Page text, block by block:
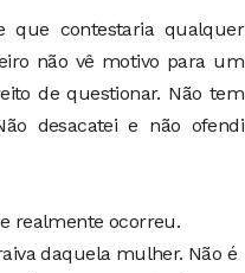
que contestaria qualquer
não vê motivo para um
de questionar. Não tem
desacatei e não ofendi
realmente ocorreu.
daquela mulher. Não é